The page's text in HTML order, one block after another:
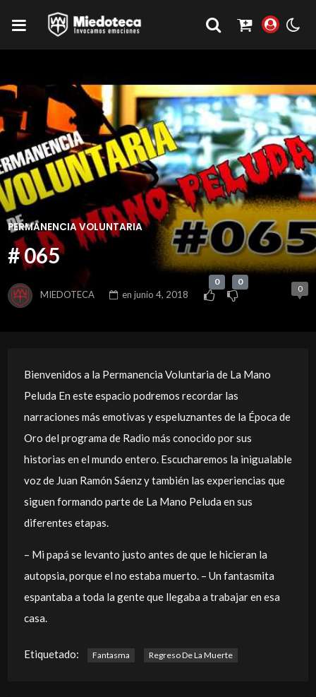
PERMANENCIA VOLUNTARIA
# 065
MIEDOTECA en junio 4, 2018
0 0
0
Bienvenidos a la Permanencia Voluntaria de La Mano
Peluda En este espacio podremos recordar las
narraciones más emotivas y espeluznantes de la Época de
Oro del programa de Radio más conocido por sus
historias en el mundo entero. Escucharemos la inigualable
voz de Juan Ramón Sáenz y también las experiencias que
siguen formando parte de La Mano Peluda en sus
diferentes etapas.
– Mi papá se levanto justo antes de que le hicieran la
autopsia, porque el no estaba muerto. – Un fantasmita
espantaba a toda la gente que llegaba a trabajar en esa
casa.
Etiquetado: Fantasma Regreso De La Muerte